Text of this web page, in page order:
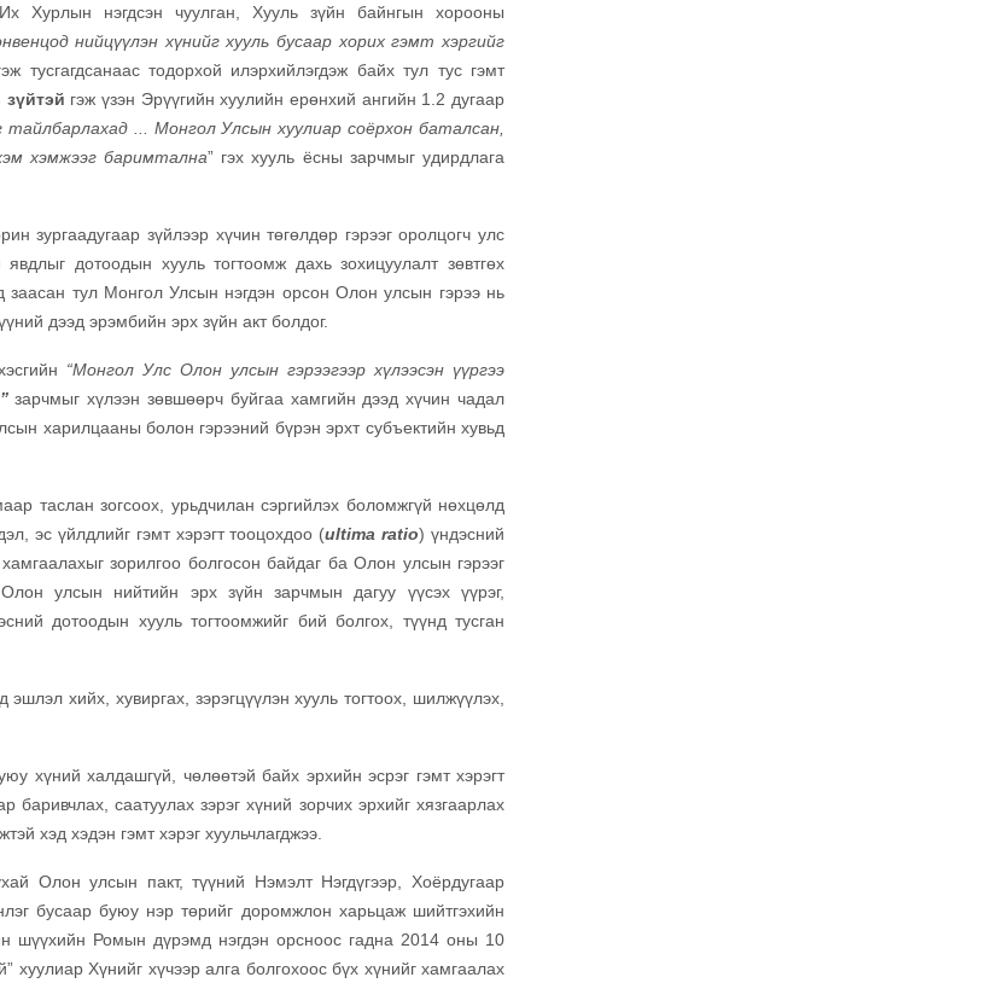
Хурлын нэгдсэн чуулган, Хууль зүйн байнгын хорооны
нийцүүлэн хүнийг хууль бусаар хорих гэмт хэргийг
тусгагдсанаас тодорхой илэрхийлэгдэж байх тул тус гэмт
гэж үзэн Эрүүгийн хуулийн ерөнхий ангийн 1.2 дугаар
... Монгол Улсын хуулиар соёрхон баталсан,
хэмжээг баримтална” гэх хууль ёсны зарчмыг удирдлага
зургаадугаар зүйлээр хүчин төгөлдөр гэрээг оролцогч улс
дотоодын хууль тогтоомж дахь зохицуулалт зөвтгөх
тул Монгол Улсын нэгдэн орсон Олон улсын гэрээ нь
дээд эрэмбийн эрх зүйн акт болдог.
“Монгол Улс Олон улсын гэрээгээр хүлээсэн үүргээ
зарчмыг хүлээн зөвшөөрч буйгаа хамгийн дээд хүчин чадал
харилцааны болон гэрээний бүрэн эрхт субъектийн хувьд
таслан зогсоох, урьдчилан сэргийлэх боломжгүй нөхцөлд
эс үйлдлийг гэмт хэрэгт тооцохдоо (ultima ratio) үндэсний
зорилгоо болгосон байдаг ба Олон улсын гэрээг
улсын нийтийн эрх зүйн зарчмын дагуу үүсэх үүрэг,
дотоодын хууль тогтоомжийг бий болгох, түүнд тусган
хийх, хувиргах, зэрэгцүүлэн хууль тогтоох, шилжүүлэх,
хүний халдашгүй, чөлөөтэй байх эрхийн эсрэг гэмт хэрэгт
саатуулах зэрэг хүний зорчих эрхийг хязгаарлах
хэд хэдэн гэмт хэрэг хуульчлагджээ.
Олон улсын пакт, түүний Нэмэлт Нэгдүгээр, Хоёрдугаар
бусаар буюу нэр төрийг доромжлон харьцаж шийтгэхийн
шүүхийн Ромын дүрэмд нэгдэн орсноос гадна 2014 оны 10
Хүнийг хүчээр алга болгохоос бүх хүнийг хамгаалах